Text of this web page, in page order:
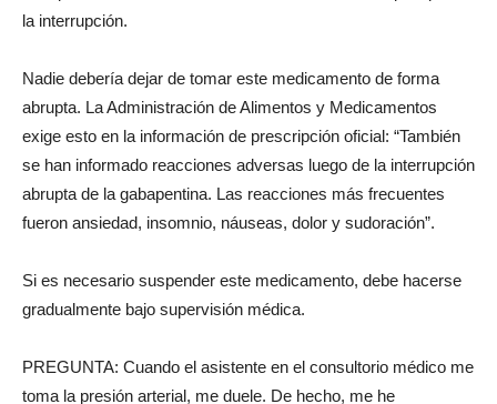
la interrupción.
Nadie debería dejar de tomar este medicamento de forma
abrupta. La Administración de Alimentos y Medicamentos
exige esto en la información de prescripción oficial: “También
se han informado reacciones adversas luego de la interrupción
abrupta de la gabapentina. Las reacciones más frecuentes
fueron ansiedad, insomnio, náuseas, dolor y sudoración”.
Si es necesario suspender este medicamento, debe hacerse
gradualmente bajo supervisión médica.
PREGUNTA: Cuando el asistente en el consultorio médico me
toma la presión arterial, me duele. De hecho, me he